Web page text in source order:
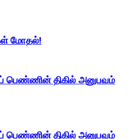
மோதல்!
பெண்ணின் திகில் அனுபவம்
பெண்ணின் திகில் அனுபவம்